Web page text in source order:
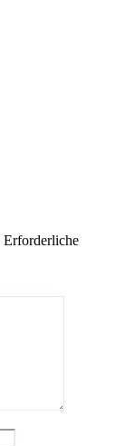
Erforderliche